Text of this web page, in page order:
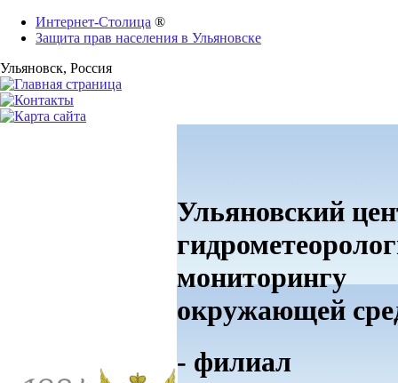
Интернет-Столица ®
Защита прав населения в Ульяновске
Ульяновск, Россия
Ульяновский
мониторингу
окружающей
- филиал